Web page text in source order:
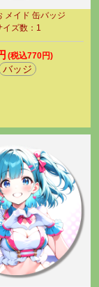
メイド 缶バッジ
イズ数：1
(税込770円)
バッジ